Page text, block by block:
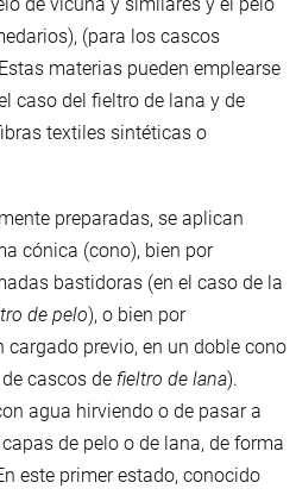
de vicuña y similares y el pelo
(para los cascos
materias pueden emplearse
caso del fieltro de lana y de
textiles sintéticas o
preparadas, se aplican
cónica (cono), bien por
bastidoras (en el caso de la
de pelo), o bien por
previo, en un doble cono
cascos de fieltro de lana).
agua hirviendo o de pasar a
de pelo o de lana, de forma
este primer estado, conocido